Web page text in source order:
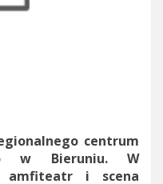
centrum
w Bieruniu. W
amfiteatr i scena